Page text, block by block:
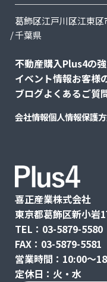
葛飾区江戸川区江東区
千葉県
不動産購入Plus4の
イベント情報お客様
ブログよくあるご質
会社情報個人情報保護
喜正産業株式会社
東京都葛飾区新小岩
TEL：03-5879-5580
FAX：03-5879-5581
営業時間：10:00〜
定休日：火・水